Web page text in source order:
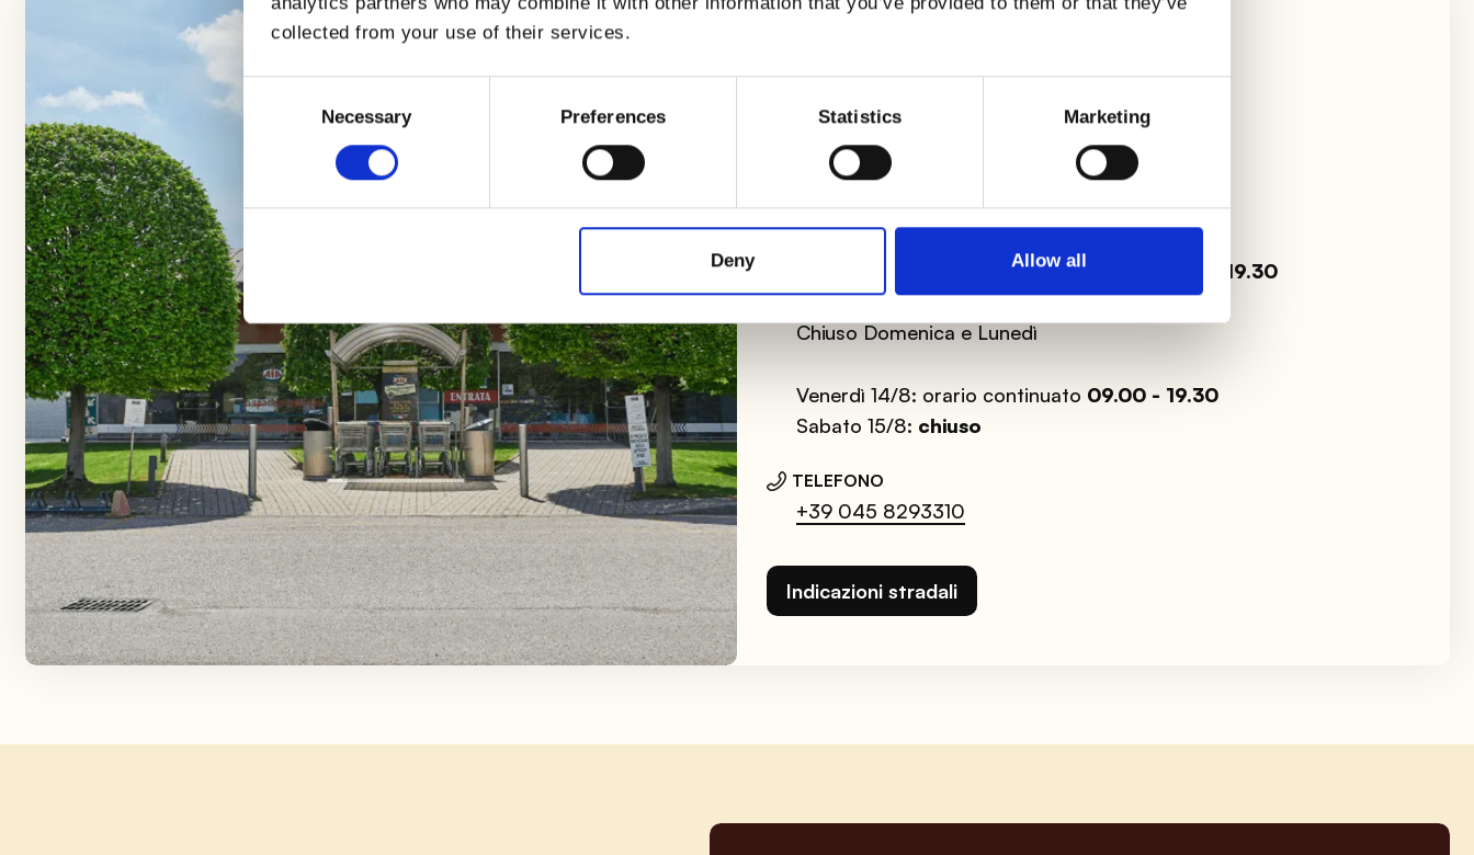
collected from your use of their services.
Necessary Preferences Statistics Marketing
Deny Allow all
Via Aeroporto, 14
CAP 37066 - Caselle di Sommacampagna
Verona - Italia
09.00 - 13.00 / 15.30 - 19.30
Sabato: orario continuato09.00 - 19.30
Chiuso Domenica e Lunedì
Venerdì 14/8: orario continuato 09.00 - 19.30
Sabato 15/8: chiuso
TELEFONO
+39 045 8293310
Indicazioni stradali